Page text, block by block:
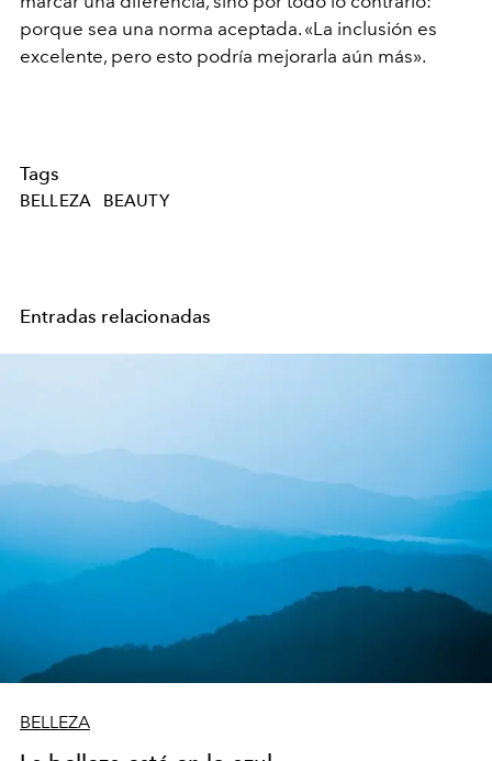
porque sea una norma aceptada. «La inclusión es
excelente, pero esto podría mejorarla aún más».
Tags
BELLEZA BEAUTY
Entradas relacionadas
BELLEZA